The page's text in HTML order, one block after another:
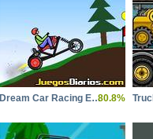
Dream Car Racing Evo80.8%